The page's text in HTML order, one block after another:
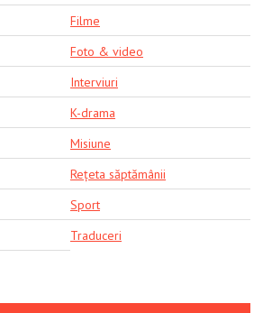
Filme
Foto & video
Interviuri
K-drama
Misiune
Rețeta săptămânii
Sport
Traduceri